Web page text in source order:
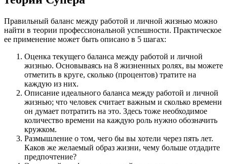
Правильный баланс между работой и личной жизнью можно
найти в теории профессиональной успешности. Практическое
ее применение может быть описано в 5 шагах:
Оценка текущего баланса между работой и личной
жизнью. Основываясь на 8 жизненных ролях, вы можете
отметить в круге, сколько (процентов) тратите на
каждую из них.
Описание идеального баланса между работой и личной
жизнью; что человек считает важным и сколько времени
он думает потратить на это. Здесь тоже необходимое
количество времени на каждую роль нужно обозначить
кружком.
Размышление о том, чего бы вы хотели через пять лет.
Каков же желаемый образ жизни, чему больше отдадите
предпочтение?